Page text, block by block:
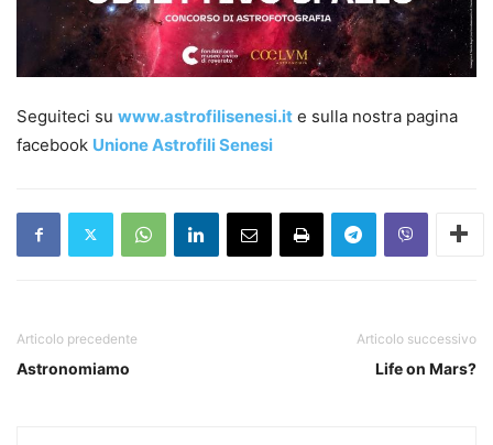
Seguiteci su www.astrofilisenesi.it e sulla nostra pagina
facebook Unione Astrofili Senesi
Articolo precedente
Astronomiamo
Articolo successivo
Life on Mars?